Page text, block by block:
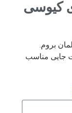
کیوسی
بروم.
جایی مناسب